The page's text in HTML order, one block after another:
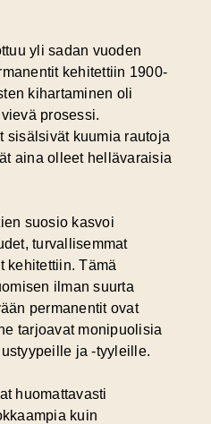
yli sadan vuoden
kehitettiin 1900-
kihartaminen oli
prosessi.
sisälsivät kuumia rautoja
aina olleet hellävaraisia
suosio kasvoi
turvallisemmat
kehitettiin. Tämä
ilman suurta
permanentit ovat
tarjoavat monipuolisia
ja -tyyleille.
huomattavasti
kuin